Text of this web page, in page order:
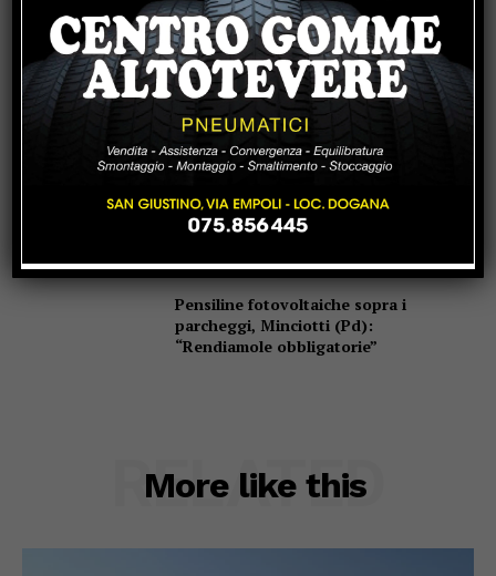
Un abbraccio del Papa da portare nel
cuore per tutta la vita
Due anziani, un finto poliziotto e un
inseguimento sulla E45
Pensiline fotovoltaiche sopra i
parcheggi, Minciotti (Pd):
“Rendiamole obbligatorie”
More like this
RELATED